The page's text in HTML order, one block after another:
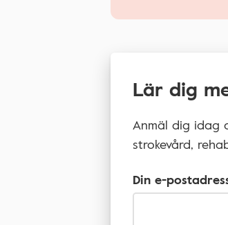
Lär dig
Anmäl dig idag
strokevård,
Din e-